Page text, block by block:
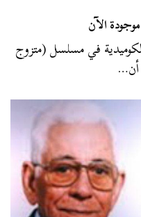
الآن
في مسلسل (متزوج